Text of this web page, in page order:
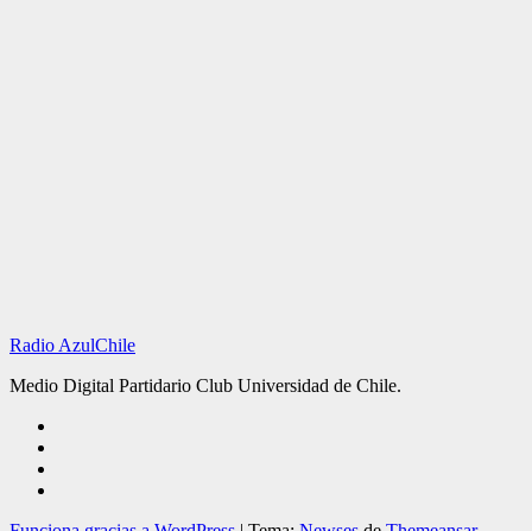
Radio AzulChile
Medio Digital Partidario Club Universidad de Chile.